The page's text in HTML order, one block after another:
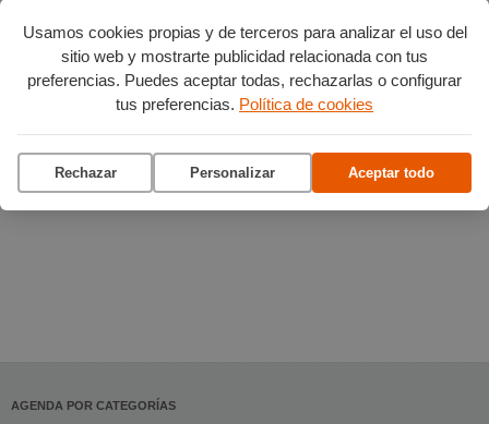
Usamos cookies propias y de terceros para analizar el uso del
sitio web y mostrarte publicidad relacionada con tus
preferencias. Puedes aceptar todas, rechazarlas o configurar
tus preferencias. Política de cookies
Rechazar Personalizar Aceptar todo
AGENDA POR CATEGORÍAS